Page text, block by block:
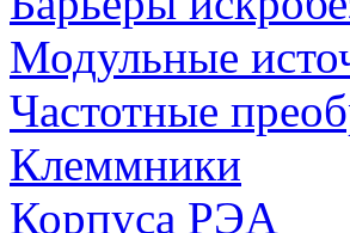
Модульные
Частотные
Клеммники
Корпуса РЭА